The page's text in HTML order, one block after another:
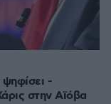
-
στην Αϊόβα